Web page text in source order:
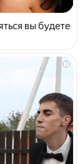
вы будете
i